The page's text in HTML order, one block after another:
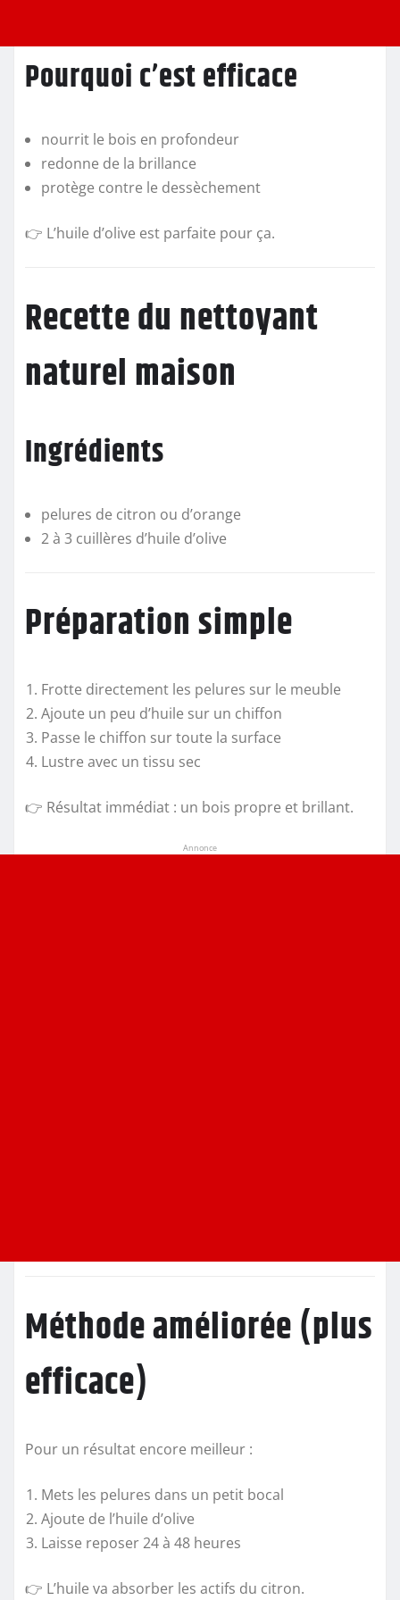
Pourquoi c’est efficace
nourrit le bois en profondeur
redonne de la brillance
protège contre le dessèchement
👉 L’huile d’olive est parfaite pour ça.
Recette du nettoyant
naturel maison
Ingrédients
pelures de citron ou d’orange
2 à 3 cuillères d’huile d’olive
Préparation simple
Frotte directement les pelures sur le meuble
Ajoute un peu d’huile sur un chiffon
Passe le chiffon sur toute la surface
Lustre avec un tissu sec
👉 Résultat immédiat : un bois propre et brillant.
Annonce
Méthode améliorée (plus
efficace)
Pour un résultat encore meilleur :
Mets les pelures dans un petit bocal
Ajoute de l’huile d’olive
Laisse reposer 24 à 48 heures
👉 L’huile va absorber les actifs du citron.